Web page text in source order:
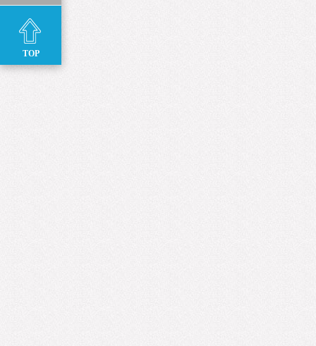
TOP